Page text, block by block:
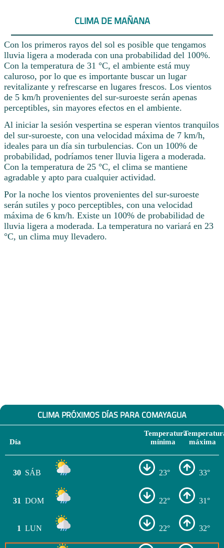
CLIMA DE MAÑANA
Con los primeros rayos del sol es posible que tengamos
lluvia ligera a moderada con una probabilidad del 100%.
Con la temperatura de 31 °C, el ambiente está muy
caluroso, por lo que es importante buscar un lugar
revitalizante y refrescarse en lugares frescos. Los vientos
de 5 km/h provenientes del sur-suroeste serán apenas
perceptibles, sin mayores efectos en el ambiente.
Al iniciar la sesión vespertina se esperan vientos tranquilos
del sur-suroeste, con una velocidad máxima de 7 km/h,
ideales para un día sin turbulencias. Con un 100% de
probabilidad, podríamos tener lluvia ligera a moderada.
Con la temperatura de 25 °C, el clima se mantiene
agradable y apto para cualquier actividad.
Por la noche los vientos provenientes del sur-suroeste
serán sutiles y poco perceptibles, con una velocidad
máxima de 6 km/h. Existe un 100% de probabilidad de
lluvia ligera a moderada. La temperatura no variará en 23
°C, un clima muy llevadero.
CLIMA PRÓXIMOS DÍAS PARA COMAYAGUA
Día
Temperatura
mínima
máxima
30 SÁB 23° 33°
31 DOM 22° 31°
1 LUN 22° 32°